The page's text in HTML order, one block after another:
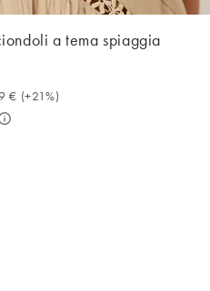
a tema spiaggia
30 giorni 9,99 € (+21%).
€ (+21%)